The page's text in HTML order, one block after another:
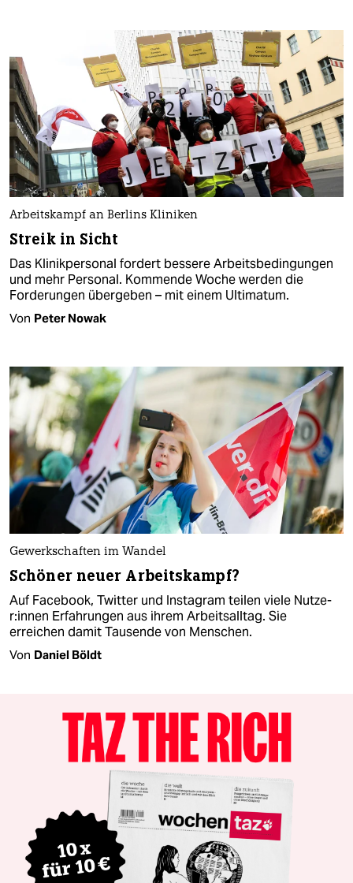
Arbeitskampf an Berlins Kliniken
Streik in Sicht
Das Klinikpersonal fordert bessere Arbeitsbedingungen
und mehr Personal. Kommende Woche werden die
Forderungen übergeben – mit einem Ultimatum.
Von Peter Nowak
Gewerkschaften im Wandel
Schöner neuer Arbeitskampf?
Auf Facebook, Twitter und Instagram teilen viele Nut­ze­
r:in­nen Erfahrungen aus ihrem Arbeitsalltag. Sie
erreichen damit Tausende von Menschen.
Von Daniel Böldt